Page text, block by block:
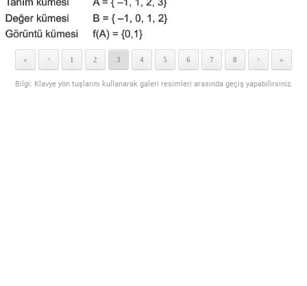
« < 1 2 3 4 5 6 7 8 > »
Bilgi: Klavye yön tuşlarını kullanarak galeri resimleri arasında geçiş yapabilirsiniz.